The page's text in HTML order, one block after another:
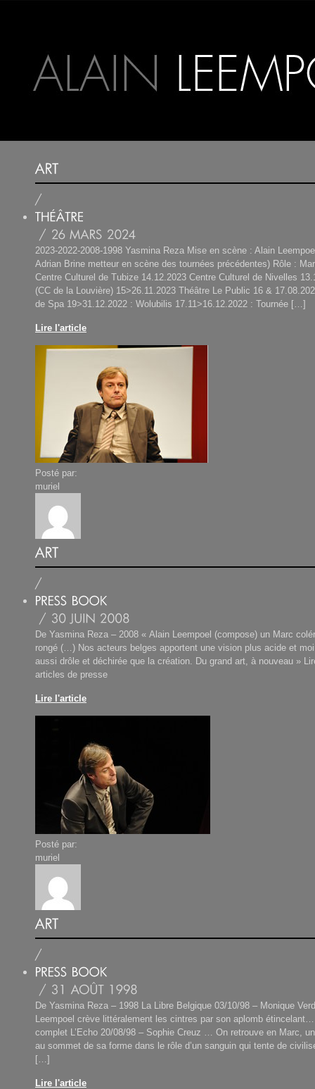
2023-2022-2008-1998 Yasmina Reza Mise en scène : Alain
Adrian Brine metteur en scène des tournées précédentes) Rôle :
Centre Culturel de Tubize 14.12.2023 Centre Culturel de Nivelles
(CC de la Louvière) 15>26.11.2023 Théâtre Le Public 16 &
de Spa 19>31.12.2022 : Wolubilis 17.11>16.12.2022 : Tournée […]
Lire l'article
Posté par:
muriel
De Yasmina Reza – 2008 « Alain Leempoel (compose) un Marc
rongé (…) Nos acteurs belges apportent une vision plus acide et
aussi drôle et déchirée que la création. Du grand art, à nouveau »
articles de presse
Lire l'article
Posté par:
muriel
De Yasmina Reza – 1998 La Libre Belgique 03/10/98 – Monique
Leempoel crève littéralement les cintres par son aplomb
complet L’Echo 20/08/98 – Sophie Creuz … On retrouve en Marc,
au sommet de sa forme dans le rôle d’un sanguin qui tente de
[…]
Lire l'article